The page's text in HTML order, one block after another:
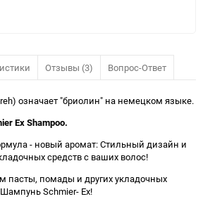
Отзывы (3) Вопрос-Ответ
означает "бриолин" на немецком языке.
Ex Shampoo.
- новый аромат: Стильный дизайн и
средств с ваших волос!
помады и других укладочных
Schmier- Ex!